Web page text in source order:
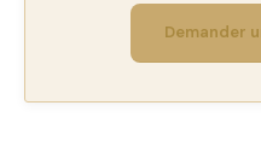
Demander